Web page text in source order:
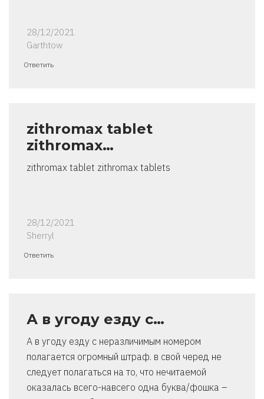
28/12/2021
Garthtow
Ответить
zithromax tablet
zithromax…
zithromax tablet zithromax tablets
28/12/2021
Sherryl
Ответить
А в угоду езду с…
А в угоду езду с неразличимым номером
полагается огромный штраф. в свой черед не
следует полагаться на то, что нечитаемой
оказалась всего-навсего одна буква/фошка –